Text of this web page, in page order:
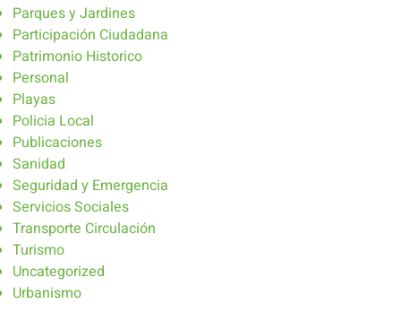
Parques y Jardines
Participación Ciudadana
Patrimonio Historico
Personal
Playas
Policia Local
Publicaciones
Sanidad
Seguridad y Emergencia
Servicios Sociales
Transporte Circulación
Turismo
Uncategorized
Urbanismo